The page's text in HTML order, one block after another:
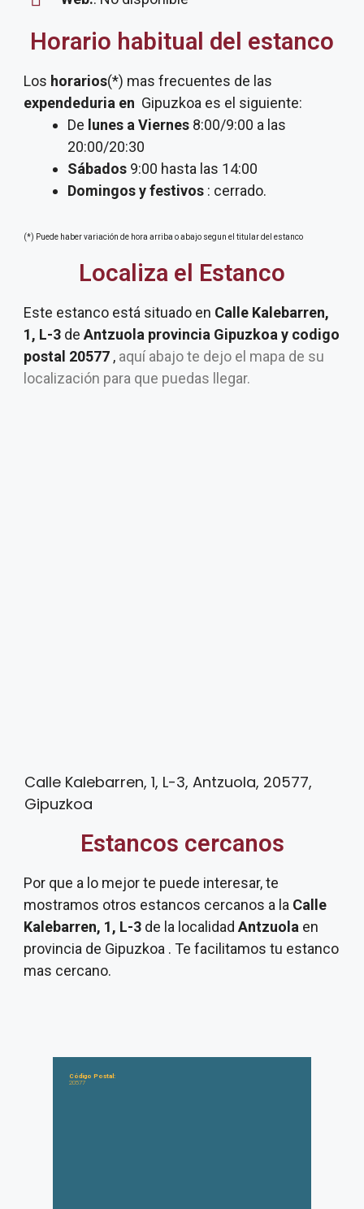
Horario habitual del estanco
Los horarios(*) mas frecuentes de las
expendeduria en Gipuzkoa es el siguiente:
De lunes a Viernes 8:00/9:00 a las
20:00/20:30
Sábados 9:00 hasta las 14:00
Domingos y festivos : cerrado.
(*) Puede haber variación de hora arriba o abajo segun el titular del estanco
Localiza el Estanco
Este estanco está situado en Calle Kalebarren,
1, L-3 de Antzuola provincia Gipuzkoa y codigo
postal 20577 , aquí abajo te dejo el mapa de su
localización para que puedas llegar.
Calle Kalebarren, 1, L-3, Antzuola, 20577,
Gipuzkoa
Estancos cercanos
Por que a lo mejor te puede interesar, te
mostramos otros estancos cercanos a la Calle
Kalebarren, 1, L-3 de la localidad Antzuola en
provincia de Gipuzkoa . Te facilitamos tu estanco
mas cercano.
Código Postal:
20577